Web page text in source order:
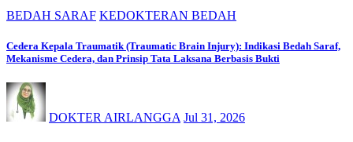
BEDAH SARAF KEDOKTERAN BEDAH
Cedera Kepala Traumatik (Traumatic Brain Injury): Indikasi Bedah Saraf,
Mekanisme Cedera, dan Prinsip Tata Laksana Berbasis Bukti
DOKTER AIRLANGGA Jul 31, 2026